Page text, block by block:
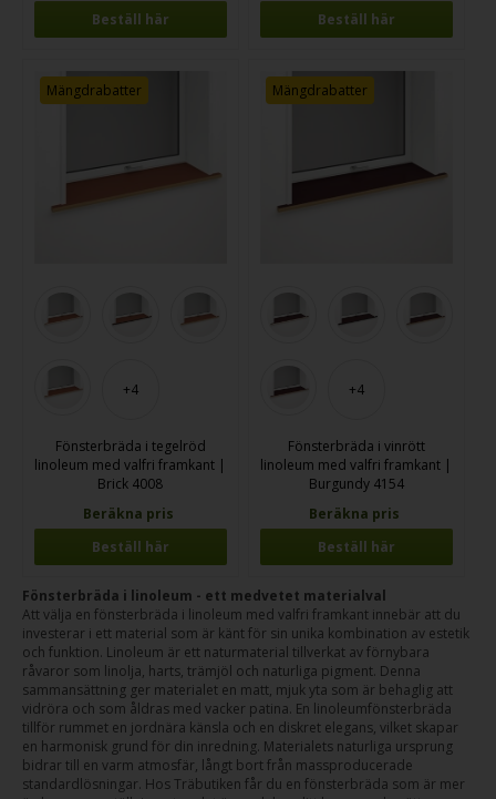
Beställ här Beställ här
Mängdrabatter
+4
Fönsterbräda i tegelröd
linoleum med valfri framkant |
Brick 4008
Beräkna pris
Beställ här
Mängdrabatter
+4
Fönsterbräda i vinrött
linoleum med valfri framkant |
Burgundy 4154
Beräkna pris
Beställ här
Fönsterbräda i linoleum - ett medvetet materialval
Att välja en fönsterbräda i linoleum med valfri framkant innebär att du
investerar i ett material som är känt för sin unika kombination av estetik
och funktion. Linoleum är ett naturmaterial tillverkat av förnybara
råvaror som linolja, harts, trämjöl och naturliga pigment. Denna
sammansättning ger materialet en matt, mjuk yta som är behaglig att
vidröra och som åldras med vacker patina. En linoleumfönsterbräda
tillför rummet en jordnära känsla och en diskret elegans, vilket skapar
en harmonisk grund för din inredning. Materialets naturliga ursprung
bidrar till en varm atmosfär, långt bort från massproducerade
standardlösningar. Hos Träbutiken får du en fönsterbräda som är mer